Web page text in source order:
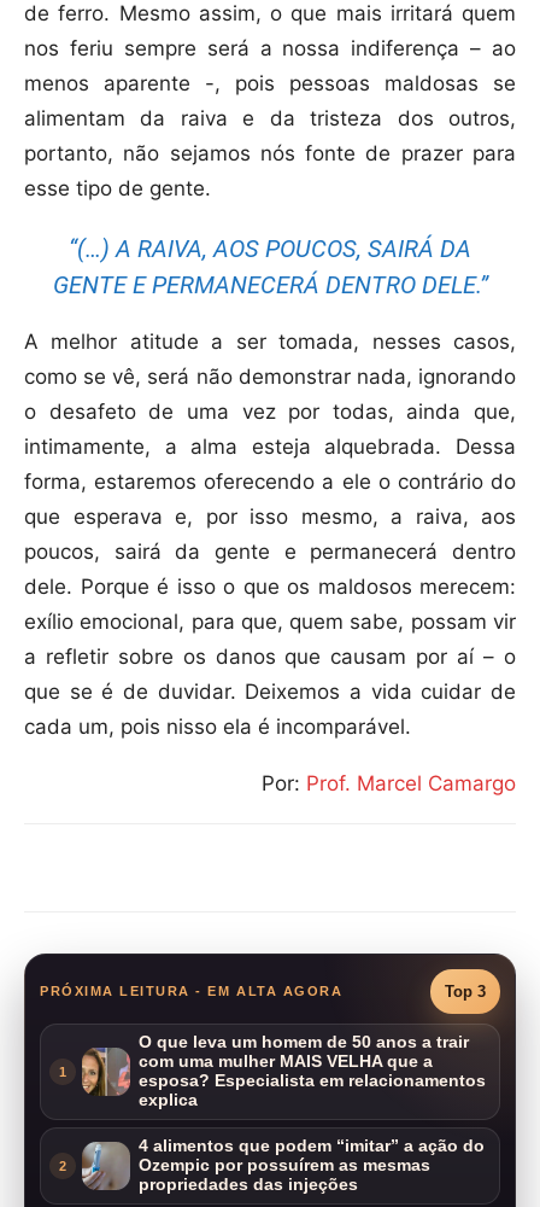
de ferro. Mesmo assim, o que mais irritará quem
nos feriu sempre será a nossa indiferença – ao
menos aparente -, pois pessoas maldosas se
alimentam da raiva e da tristeza dos outros,
portanto, não sejamos nós fonte de prazer para
esse tipo de gente.
“(…) A RAIVA, AOS POUCOS, SAIRÁ DA
GENTE E PERMANECERÁ DENTRO DELE.”
A melhor atitude a ser tomada, nesses casos,
como se vê, será não demonstrar nada, ignorando
o desafeto de uma vez por todas, ainda que,
intimamente, a alma esteja alquebrada. Dessa
forma, estaremos oferecendo a ele o contrário do
que esperava e, por isso mesmo, a raiva, aos
poucos, sairá da gente e permanecerá dentro
dele. Porque é isso o que os maldosos merecem:
exílio emocional, para que, quem sabe, possam vir
a refletir sobre os danos que causam por aí – o
que se é de duvidar. Deixemos a vida cuidar de
cada um, pois nisso ela é incomparável.
Por: Prof. Marcel Camargo
PRÓXIMA LEITURA - EM ALTA AGORA Top 3
1
O que leva um homem de 50 anos a trair
com uma mulher MAIS VELHA que a
esposa? Especialista em relacionamentos
explica
2
4 alimentos que podem “imitar” a ação do
Ozempic por possuírem as mesmas
propriedades das injeções